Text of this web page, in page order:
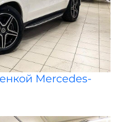
Mercedes-